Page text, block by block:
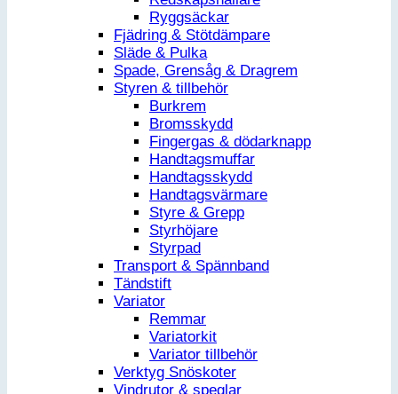
Ryggsäckar
Fjädring & Stötdämpare
Släde & Pulka
Spade, Grensåg & Dragrem
Styren & tillbehör
Burkrem
Bromsskydd
Fingergas & dödarknapp
Handtagsmuffar
Handtagsskydd
Handtagsvärmare
Styre & Grepp
Styrhöjare
Styrpad
Transport & Spännband
Tändstift
Variator
Remmar
Variatorkit
Variator tillbehör
Verktyg Snöskoter
Vindrutor & speglar